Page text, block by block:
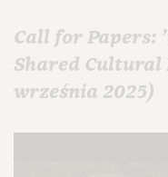
Shared Cultural
września 2025)